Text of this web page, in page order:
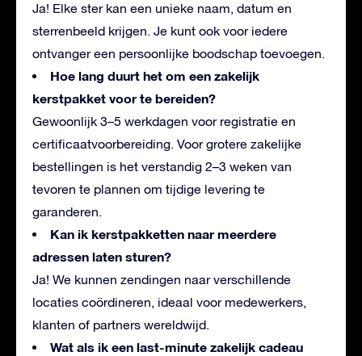
Ja! Elke ster kan een unieke naam, datum en
sterrenbeeld krijgen. Je kunt ook voor iedere
ontvanger een persoonlijke boodschap toevoegen.
Hoe lang duurt het om een zakelijk
kerstpakket voor te bereiden?
Gewoonlijk 3–5 werkdagen voor registratie en
certificaatvoorbereiding. Voor grotere zakelijke
bestellingen is het verstandig 2–3 weken van
tevoren te plannen om tijdige levering te
garanderen.
Kan ik kerstpakketten naar meerdere
adressen laten sturen?
Ja! We kunnen zendingen naar verschillende
locaties coördineren, ideaal voor medewerkers,
klanten of partners wereldwijd.
Wat als ik een last-minute zakelijk cadeau